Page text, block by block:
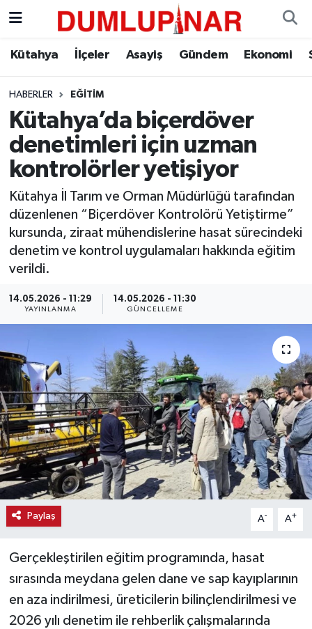
Kütahya İlçeler Asayiş Gündem Ekonomi
HABERLER EĞITIM
Kütahya’da biçerdöver
denetimleri için uzman
kontrolörler yetişiyor
Kütahya İl Tarım ve Orman Müdürlüğü tarafından
düzenlenen “Biçerdöver Kontrolörü Yetiştirme”
kursunda, ziraat mühendislerine hasat sürecindeki
denetim ve kontrol uygulamaları hakkında eğitim
verildi.
14.05.2026 - 11:29
YAYINLANMA
14.05.2026 - 11:30
GÜNCELLEME
Paylaş A- A+
Gerçekleştirilen eğitim programında, hasat
sırasında meydana gelen dane ve sap kayıplarının
en aza indirilmesi, üreticilerin bilinçlendirilmesi ve
2026 yılı denetim ile rehberlik çalışmalarında
Asayiş
Diğer
Dünya
Eğitim
Ekonomi
Eleman
Emlak
Gündem
Haber İlanlar
Kültür-Sanat
Magazin
Resmi İlanlar
Sağlık
Seri İlan
Siyaset
Spor
Kütahya Hava Durumu
Kütahya Trafik Yoğunluk Haritası
Süper Lig Puan Durumu ve Fikstür
Tüm Manşetler
Son Dakika Haberleri
Haber Arşivi